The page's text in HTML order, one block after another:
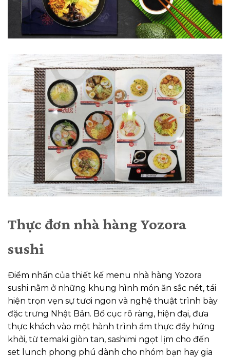
Thực đơn nhà hàng Yozora
sushi
Điểm nhấn của thiết kế menu nhà hàng Yozora
sushi nằm ở những khung hình món ăn sắc nét, tái
hiện trọn vẹn sự tươi ngon và nghệ thuật trình bày
đặc trưng Nhật Bản. Bố cục rõ ràng, hiện đại, đưa
thực khách vào một hành trình ẩm thực đầy hứng
khởi, từ temaki giòn tan, sashimi ngọt lịm cho đến
set lunch phong phú dành cho nhóm bạn hay gia